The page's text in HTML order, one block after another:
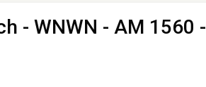
- WNWN - AM 1560 -